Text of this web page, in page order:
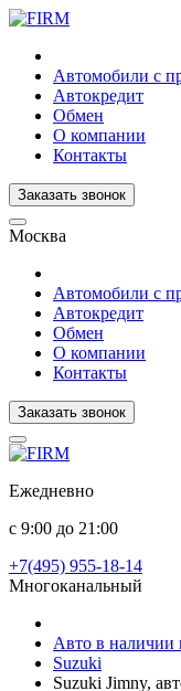
Автомобили с
Автокредит
Обмен
О компании
Контакты
Заказать звонок
Москва
Автомобили с
Автокредит
Обмен
О компании
Контакты
Заказать звонок
Ежедневно
с 9:00 до 21:00
+7(495) 955-18-14
Многоканальный
Авто в наличии
Suzuki
Suzuki Jimny,